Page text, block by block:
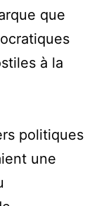
que
à la
politiques
une